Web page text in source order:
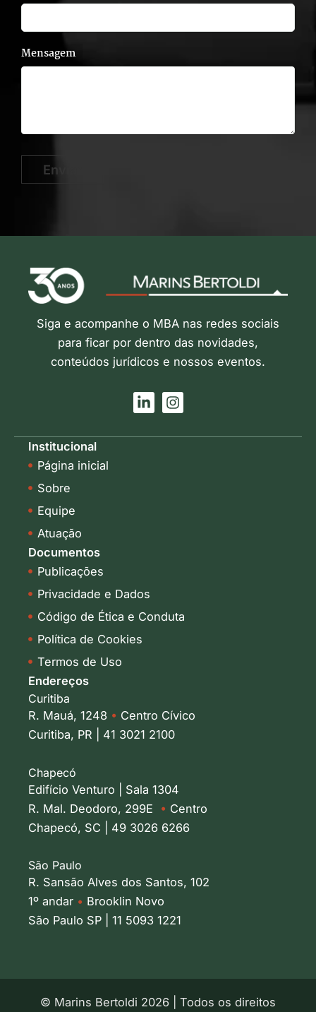
Mensagem
Enviar
Siga e acompanhe o MBA nas redes sociais
para ficar por dentro das novidades,
conteúdos jurídicos e nossos eventos.
L
i
k
I
n
t
Institucional
Página inicial
Sobre
Equipe
Atuação
Documentos
Publicações
Privacidade e Dados
Código de Ética e Conduta
Política de Cookies
Termos de Uso
Endereços
Curitiba
R. Mauá, 1248 • Centro Cívico
Curitiba, PR | 41 3021 2100
Chapecó
Edifício Venturo | Sala 1304
R. Mal. Deodoro, 299E • Centro
Chapecó, SC | 49 3026 6266
São Paulo
R. Sansão Alves dos Santos, 102
1º andar • Brooklin Novo
São Paulo SP | 11 5093 1221
© Marins Bertoldi 2026 | Todos os direitos